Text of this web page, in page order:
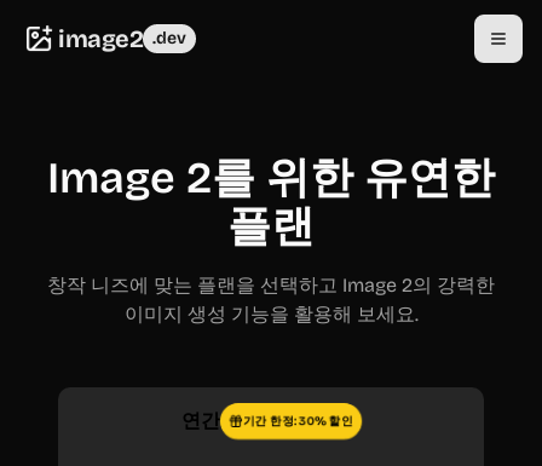
image2 .dev
Image 2를 위한 유연한
플랜
창작 니즈에 맞는 플랜을 선택하고 Image 2의 강력한
이미지 생성 기능을 활용해 보세요.
연간 기간 한정: 30% 할인